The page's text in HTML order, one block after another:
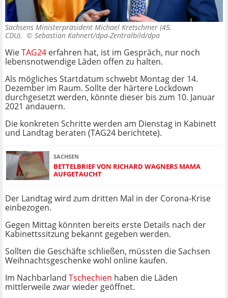
Sachsens Ministerpräsident Michael Kretschmer (45,
CDU). © Sebastian Kahnert/dpa-Zentralbild/dpa
WieTAG24 erfahren hat, ist im Gespräch, nur noch
lebensnotwendige Läden offen zu halten.
Als mögliches Startdatum schwebt Montag der 14.
Dezember im Raum. Sollte der härtere Lockdown
durchgesetzt werden, könnte dieser bis zum 10. Januar
2021 andauern.
Die konkreten Schritte werden am Dienstag in Kabinett
und Landtag beraten (TAG24 berichtete).
SACHSEN
BETTELBRIEF VON RICHARD WAGNERS MAMA
AUFGETAUCHT
Der Landtag wird zum dritten Mal in der Corona-Krise
einbezogen.
Gegen Mittag könnten bereits erste Details nach der
Kabinettssitzung bekannt gegeben werden.
Sollten die Geschäfte schließen, müssten die Sachsen
Weihnachtsgeschenke wohl online kaufen.
Im Nachbarland Tschechien haben die Läden
mittlerweile zwar wieder geöffnet.